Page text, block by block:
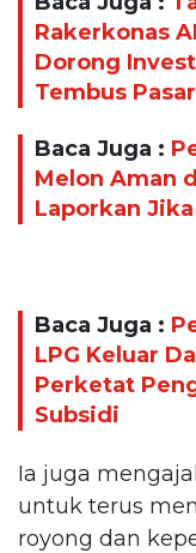
Rakerkonas
Dorong
Tembus
Baca Juga :
Melon Aman
Laporkan
Baca Juga :
LPG Keluar
Perketat
Subsidi
Ia juga
untuk terus
royong dan